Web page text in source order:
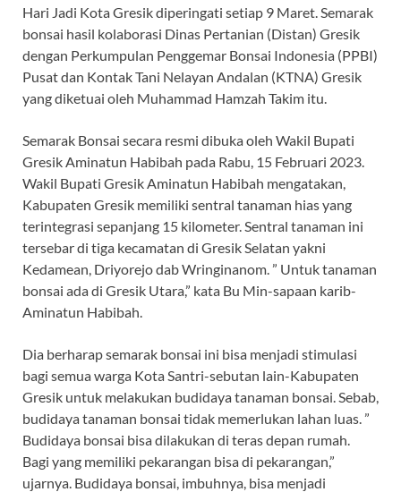
Hari Jadi Kota Gresik diperingati setiap 9 Maret. Semarak
bonsai hasil kolaborasi Dinas Pertanian (Distan) Gresik
dengan Perkumpulan Penggemar Bonsai Indonesia (PPBI)
Pusat dan Kontak Tani Nelayan Andalan (KTNA) Gresik
yang diketuai oleh Muhammad Hamzah Takim itu.
Semarak Bonsai secara resmi dibuka oleh Wakil Bupati
Gresik Aminatun Habibah pada Rabu, 15 Februari 2023.
Wakil Bupati Gresik Aminatun Habibah mengatakan,
Kabupaten Gresik memiliki sentral tanaman hias yang
terintegrasi sepanjang 15 kilometer. Sentral tanaman ini
tersebar di tiga kecamatan di Gresik Selatan yakni
Kedamean, Driyorejo dab Wringinanom. ” Untuk tanaman
bonsai ada di Gresik Utara,” kata Bu Min-sapaan karib-
Aminatun Habibah.
Dia berharap semarak bonsai ini bisa menjadi stimulasi
bagi semua warga Kota Santri-sebutan lain-Kabupaten
Gresik untuk melakukan budidaya tanaman bonsai. Sebab,
budidaya tanaman bonsai tidak memerlukan lahan luas. ”
Budidaya bonsai bisa dilakukan di teras depan rumah.
Bagi yang memiliki pekarangan bisa di pekarangan,”
ujarnya. Budidaya bonsai, imbuhnya, bisa menjadi